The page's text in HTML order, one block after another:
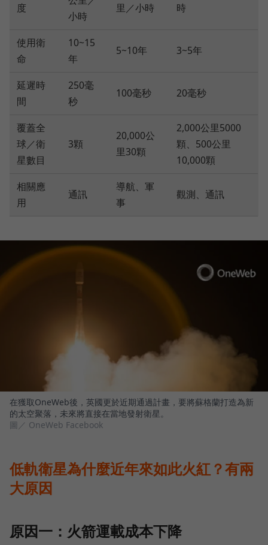
度
小時
里／小時
時
使用衛
命
10~15
年
5~10年 3~5年
延遲時
間
250毫
秒
100毫秒 20毫秒
覆蓋全
球／衛
星數目
3顆
20,000公
里30顆
2,000公里5000
顆、500公里
10,000顆
相關應
用
通訊
導航、軍
事
觀測、通訊
在獲取OneWeb後，英國更於近期通過計畫，要將蘇格蘭打造為新
的太空聚落，未來將直接在當地發射衛星。
圖／ OneWeb Facebook
低軌衛星為什麼近年來如此火紅？有兩
大原因
原因一：火箭運載成本下降